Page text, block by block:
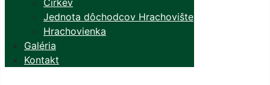
Cirkev
Jednota dôchodcov Hrachovište
Hrachovienka
Galéria
Kontakt